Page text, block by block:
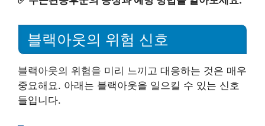
블랙아웃의 위험 신호
블랙아웃의 위험을 미리 느끼고 대응하는 것은 매우
중요해요. 아래는 블랙아웃을 일으킬 수 있는 신호
들입니다.